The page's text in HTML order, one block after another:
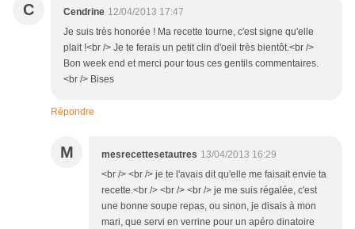
C Cendrine 12/04/2013 17:47
Je suis très honorée ! Ma recette tourne, c'est signe qu'elle
plait !<br /> Je te ferais un petit clin d'oeil très bientôt.<br />
Bon week end et merci pour tous ces gentils commentaires.
<br /> Bises
Répondre
M mesrecettesetautres 13/04/2013 16:29
<br /> <br /> je te l'avais dit qu'elle me faisait envie ta
recette.<br /> <br /> <br /> je me suis régalée, c'est
une bonne soupe repas, ou sinon, je disais à mon
mari, que servi en verrine pour un apéro dinatoire